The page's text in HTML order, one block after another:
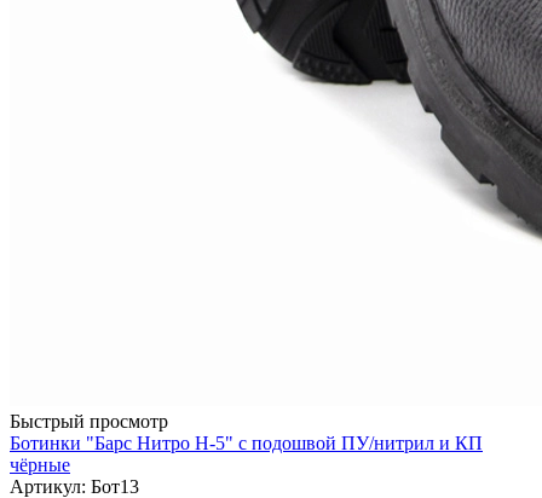
Быстрый просмотр
Ботинки "Барс Нитро Н-5" с подошвой ПУ/нитрил и КП
чёрные
Артикул: Бот13